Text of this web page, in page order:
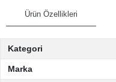
Ürün Özellikleri
Kategori
Marka